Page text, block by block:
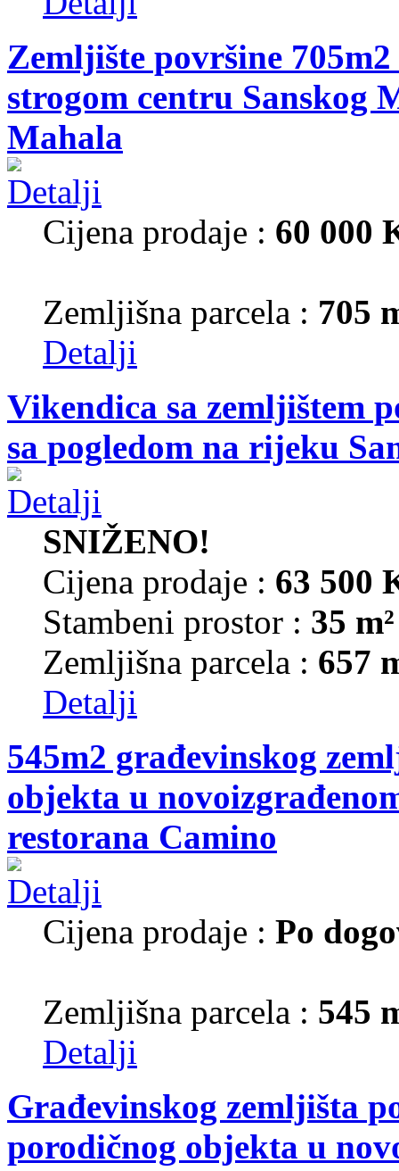
Zemljište površine
strogom centru Sanskog
Mahala
Cijena prodaje : 60 000
Zemljišna parcela : 705
Detalji
Vikendica sa zemljištem
sa pogledom na rijeku
SNIŽENO!
Cijena prodaje : 63 500
Stambeni prostor : 35 m²
Zemljišna parcela : 657
Detalji
545m2 građevinskog
objekta u
restorana Camino
Cijena prodaje : Po
Zemljišna parcela : 545
Detalji
Građevinskog zemljišta
porodičnog objekta u